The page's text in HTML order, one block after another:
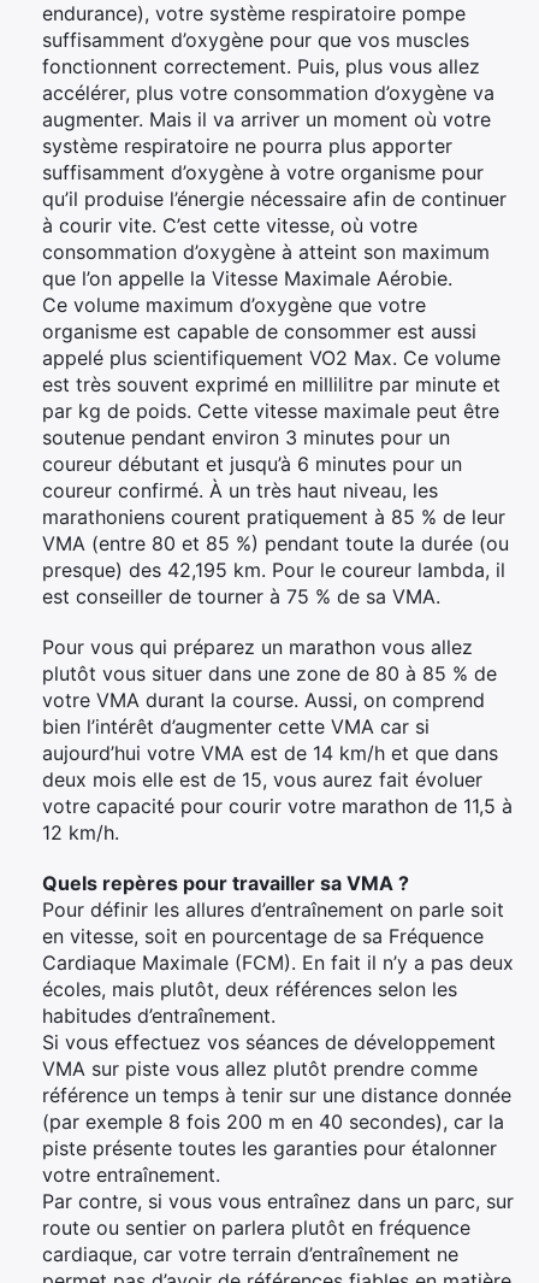
endurance), votre système respiratoire pompe
suffisamment d’oxygène pour que vos muscles
fonctionnent correctement. Puis, plus vous allez
accélérer, plus votre consommation d’oxygène va
augmenter. Mais il va arriver un moment où votre
système respiratoire ne pourra plus apporter
suffisamment d’oxygène à votre organisme pour
qu’il produise l’énergie nécessaire afin de continuer
à courir vite. C’est cette vitesse, où votre
consommation d’oxygène à atteint son maximum
que l’on appelle la Vitesse Maximale Aérobie.
Ce volume maximum d’oxygène que votre
organisme est capable de consommer est aussi
appelé plus scientifiquement VO2 Max. Ce volume
est très souvent exprimé en millilitre par minute et
par kg de poids. Cette vitesse maximale peut être
soutenue pendant environ 3 minutes pour un
coureur débutant et jusqu’à 6 minutes pour un
coureur confirmé. À un très haut niveau, les
marathoniens courent pratiquement à 85 % de leur
VMA (entre 80 et 85 %) pendant toute la durée (ou
presque) des 42,195 km. Pour le coureur lambda, il
est conseiller de tourner à 75 % de sa VMA.
Pour vous qui préparez un marathon vous allez
plutôt vous situer dans une zone de 80 à 85 % de
votre VMA durant la course. Aussi, on comprend
bien l’intérêt d’augmenter cette VMA car si
aujourd’hui votre VMA est de 14 km/h et que dans
deux mois elle est de 15, vous aurez fait évoluer
votre capacité pour courir votre marathon de 11,5 à
12 km/h.
Quels repères pour travailler sa VMA ?
Pour définir les allures d’entraînement on parle soit
en vitesse, soit en pourcentage de sa Fréquence
Cardiaque Maximale (FCM). En fait il n’y a pas deux
écoles, mais plutôt, deux références selon les
habitudes d’entraînement.
Si vous effectuez vos séances de développement
VMA sur piste vous allez plutôt prendre comme
référence un temps à tenir sur une distance donnée
(par exemple 8 fois 200 m en 40 secondes), car la
piste présente toutes les garanties pour étalonner
votre entraînement.
Par contre, si vous vous entraînez dans un parc, sur
route ou sentier on parlera plutôt en fréquence
cardiaque, car votre terrain d’entraînement ne